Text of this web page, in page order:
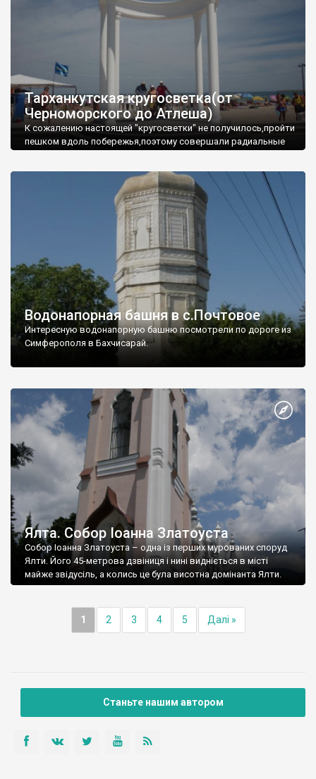
Тарханкутская кругосветка(от
Черноморского до Атлеша)
К сожалению настоящей "кругосветки" не получилось,пройти
пешком вдоль побережья,поэтому совершали радиальные
Водонапорная башня в с.Почтовое
Интересную водонапорную башню посмотрели по дороге из
Симферополя в Бахчисарай.
Ялта. Собор Іоанна Златоуста
Собор Іоанна Златоуста – одна із перших мурованих споруд
Ялти. Його 45-метрова дзвіниця і нині видніється в місті
майже звідусіль, а колись це була висотна домінанта Ялти.
1 2 3 4 5 Далі »
Станьте нашим автором